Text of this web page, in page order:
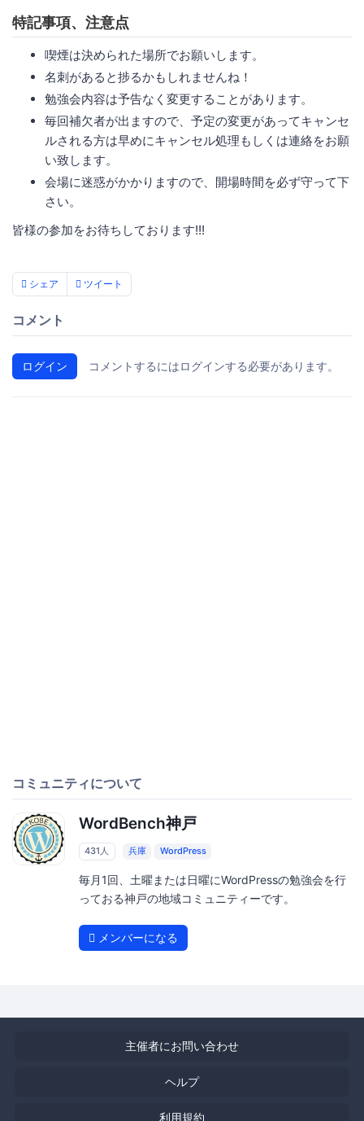
特記事項、注意点
喫煙は決められた場所でお願いします。
名刺があると捗るかもしれませんね！
勉強会内容は予告なく変更することがあります。
毎回補欠者が出ますので、予定の変更があってキャンセ
ルされる方は早めにキャンセル処理もしくは連絡をお願
い致します。
会場に迷惑がかかりますので、開場時間を必ず守って下
さい。
皆様の参加をお待ちしております!!!
シェア ツイート
コメント
ログイン コメントするにはログインする必要があります。
コミュニティについて
WordBench神戸
431人 兵庫 WordPress
毎月1回、土曜または日曜にWordPressの勉強会を行
っておる神戸の地域コミュニティーです。
メンバーになる
主催者にお問い合わせ
ヘルプ
利用規約